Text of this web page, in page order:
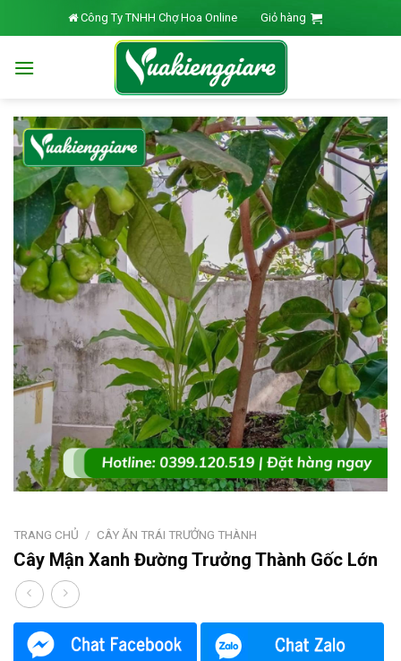
to
Công Ty TNHH Chợ Hoa Online Giỏ hàng
TRANG CHỦ / CÂY ĂN TRÁI TRƯỞNG THÀNH
Cây Mận Xanh Đường Trưởng Thành Gốc Lớn